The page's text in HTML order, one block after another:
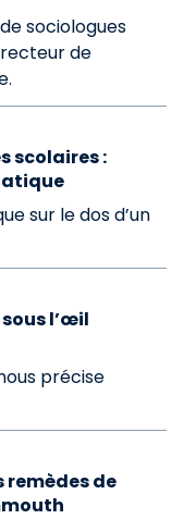
sociologues
de
scolaires :
sur le dos d’un
l’œil
précise
de